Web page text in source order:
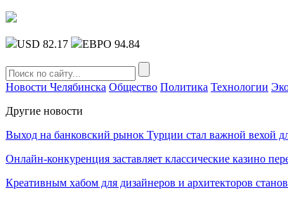
USD 82.17 ЕВРО 94.84
Новости Челябинска Общество Политика Технологии
Другие новости
Выход на банковский рынок Турции стал важной вехой
Онлайн-конкуренция заставляет классические казино
Креативным хабом для дизайнеров и архитекторов